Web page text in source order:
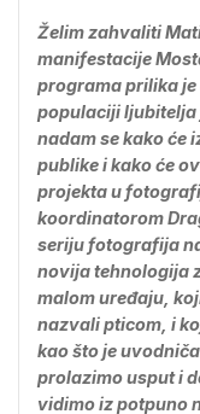
Želim zahvaliti
manifestacije
programa prilika
populaciji
nadam se kako će
publike i kako će
projekta u
koordinatorom
seriju fotografija
novija tehnologija
malom uređaju,
nazvali pticom, i
kao što je
prolazimo usput i
vidimo iz potpuno